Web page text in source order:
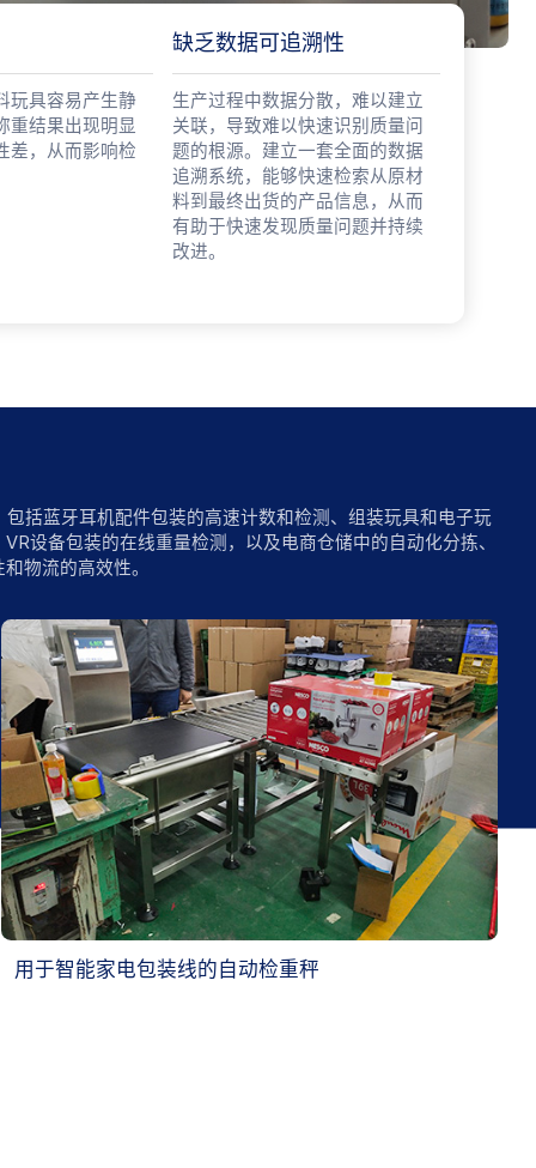
玩具容易产生静
重结果出现明显
差，从而影响检
缺乏数据可追溯性
生产过程中数据分散，难以建立
关联，导致难以快速识别质量问
题的根源。建立一套全面的数据
追溯系统，能够快速检索从原材
料到最终出货的产品信息，从而
有助于快速发现质量问题并持续
改进。
括蓝牙耳机配件包装的高速计数和检测、组装玩具和电子玩
设备包装的在线重量检测，以及电商仓储中的自动化分拣、
物流的高效性。
用于智能家电包装线的自动检重秤